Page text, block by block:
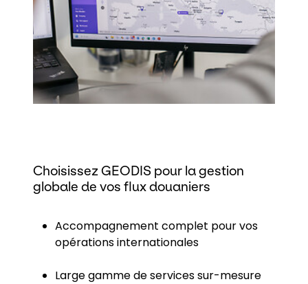
Choisissez GEODIS pour la gestion
globale de vos flux douaniers
Accompagnement complet pour vos
opérations internationales
Large gamme de services sur-mesure